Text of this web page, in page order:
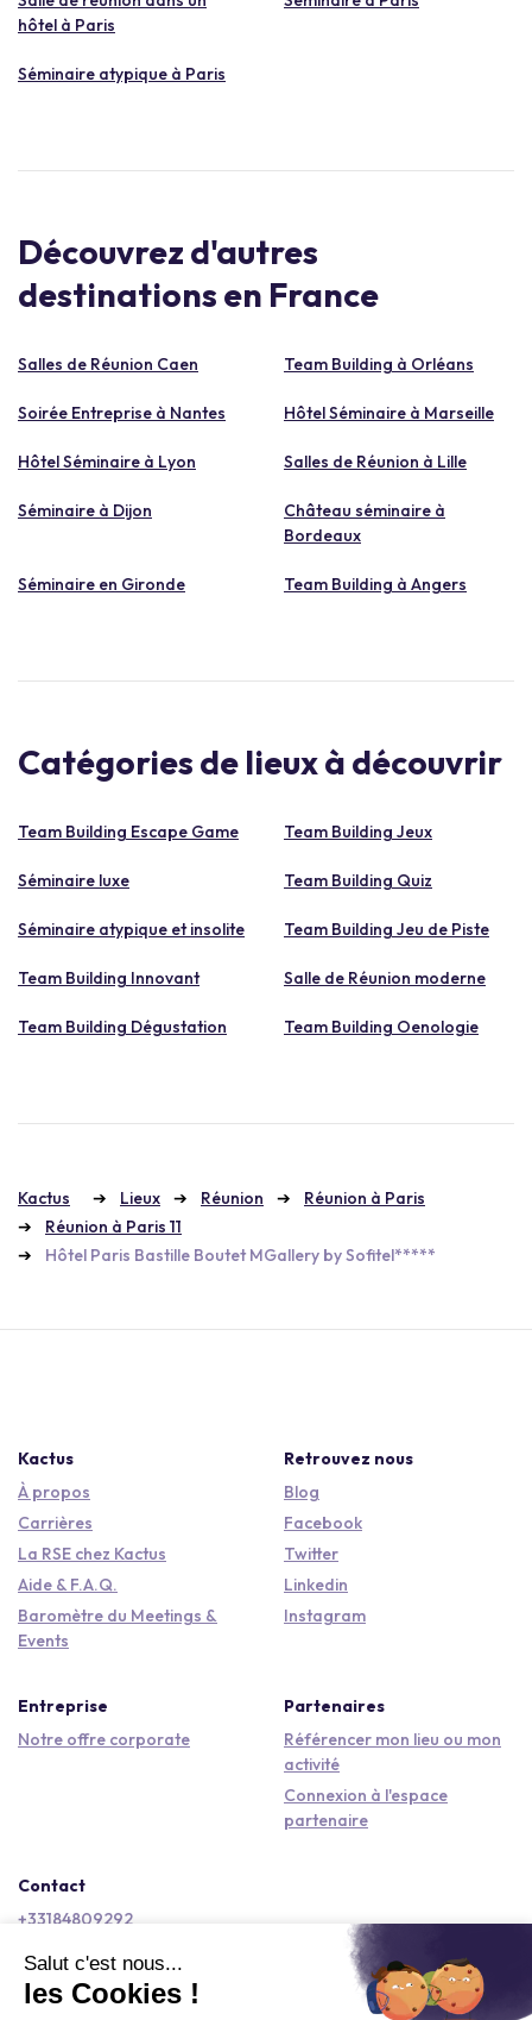
hôtel à Paris
Séminaire atypique à Paris
Découvrez d'autres
destinations en France
Salles de Réunion Caen Team Building à Orléans
Soirée Entreprise à Nantes Hôtel Séminaire à Marseille
Hôtel Séminaire à Lyon Salles de Réunion à Lille
Séminaire à Dijon
Château séminaire à
Bordeaux
Séminaire en Gironde Team Building à Angers
Catégories de lieux à découvrir
Team Building Escape Game Team Building Jeux
Séminaire luxe Team Building Quiz
Séminaire atypique et insolite Team Building Jeu de Piste
Team Building Innovant Salle de Réunion moderne
Team Building Dégustation Team Building Oenologie
Kactus Lieux Réunion
Réunion à Paris
Réunion à Paris 11
Hôtel Paris Bastille Boutet MGallery by Sofitel*****
Kactus
À propos
Carrières
La RSE chez Kactus
Aide & F.A.Q.
Baromètre du Meetings &
Events
Retrouvez nous
Blog
Facebook
Twitter
Linkedin
Instagram
Entreprise
Notre offre corporate
Partenaires
Référencer mon lieu ou mon
activité
Connexion à l'espace
partenaire
Contact
+33184809292